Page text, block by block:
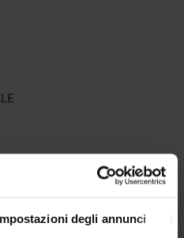
degli annunci